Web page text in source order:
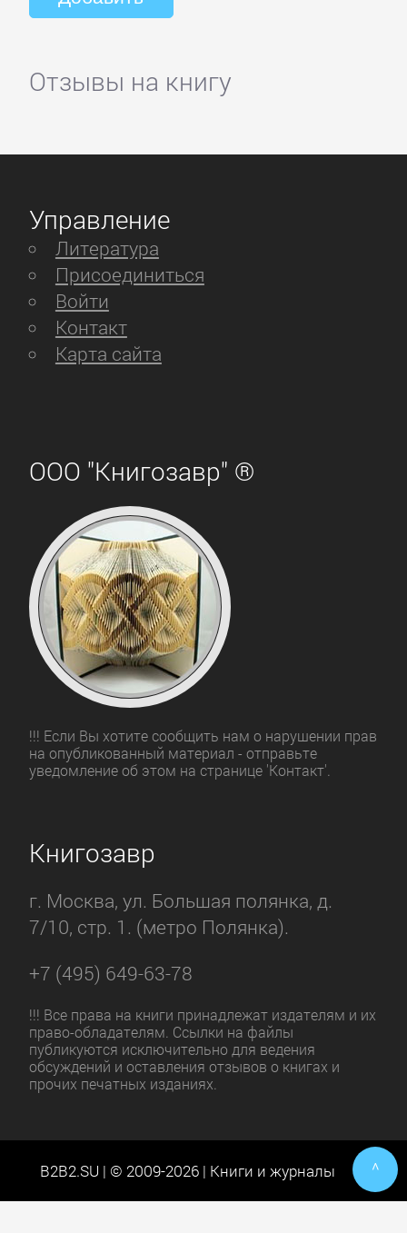
Отзывы на книгу
Управление
Литература
Присоединиться
Войти
Контакт
Карта сайта
ООО "Книгозавр" ®
!!! Если Вы хотите сообщить нам о нарушении прав
на опубликованный материал - отправьте
уведомление об этом на странице 'Контакт'.
Книгозавр
г. Москва, ул. Большая полянка, д.
7/10, стр. 1. (метро Полянка).
+7 (495) 649-63-78
!!! Все права на книги принадлежат издателям и их
право-обладателям. Ссылки на файлы
публикуются исключительно для ведения
обсуждений и оставления отзывов о книгах и
прочих печатных изданиях.
B2B2.SU | © 2009-2026 | Книги и журналы ^